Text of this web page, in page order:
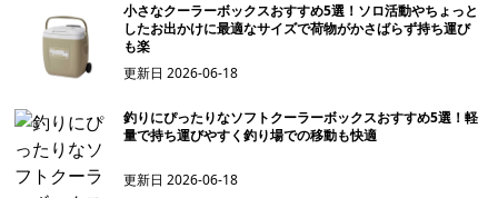
小さなクーラーボックスおすすめ5選！ソロ活動やちょっと
したお出かけに最適なサイズで荷物がかさばらず持ち運び
も楽
更新日2026-06-18
釣りにぴったりなソフトクーラーボックスおすすめ5選！軽
量で持ち運びやすく釣り場での移動も快適
更新日2026-06-18